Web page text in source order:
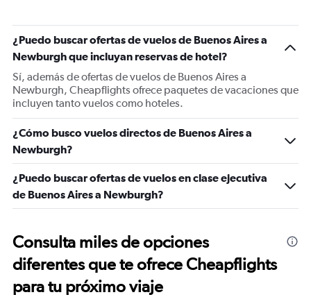
Y
axis
displaying
Number
of
flights.
0
to
7.5.
¿Puedo buscar ofertas de vuelos de Buenos Aires a
Newburgh que incluyan reservas de hotel?
Sí, además de ofertas de vuelos de Buenos Aires a
Newburgh, Cheapflights ofrece paquetes de vacaciones que
incluyen tanto vuelos como hoteles.
¿Cómo busco vuelos directos de Buenos Aires a
Newburgh?
¿Puedo buscar ofertas de vuelos en clase ejecutiva
de Buenos Aires a Newburgh?
Consulta miles de opciones
diferentes que te ofrece Cheapflights
para tu próximo viaje